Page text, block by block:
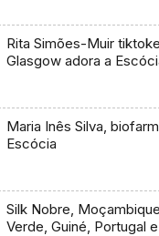
Rita Simões-Muir
Glasgow adora a
Maria Inês Silva,
Escócia
Silk Nobre,
Verde, Guiné, Portugal